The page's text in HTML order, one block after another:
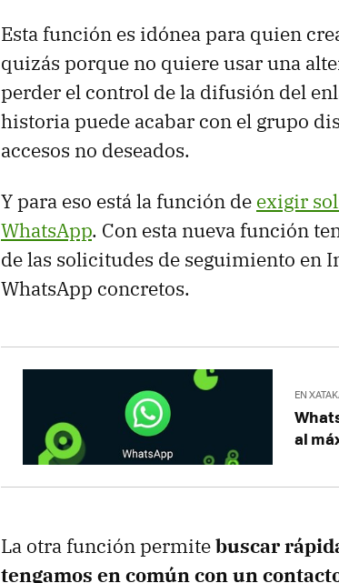
Esta función es idónea para quien
quizás porque no quiere usar una
perder el control de la difusión del
historia puede acabar con el grupo
accesos no deseados.
Y para eso está la función de exigir
WhatsApp. Con esta nueva función
de las solicitudes de seguimiento en
WhatsApp concretos.
EN
al
La otra función permitebuscar
tengamos en común con un